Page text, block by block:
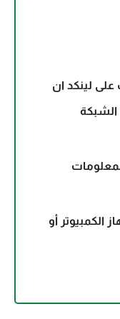
لينكد ان
لتحقيق أقصى استفادة لها على الشبكة
الكمبيوتر أو